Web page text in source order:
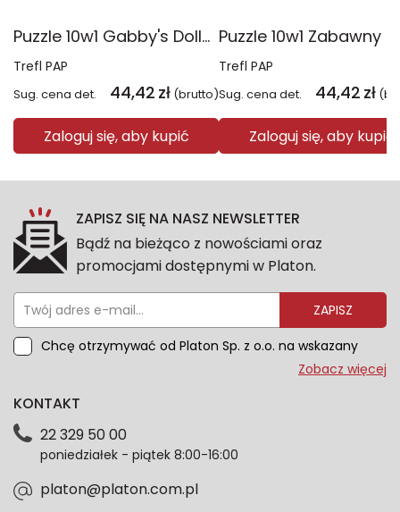
Puzzle 10w1 Gabby's Dollhouse Gabby i jej świat 96014
Trefl PAP
Sug. cena det. 44,42 zł (brutto)
Zaloguj się, aby kupić
Trefl PAP
Sug. cena det. 44,42 zł
Zaloguj się, aby kupić
ZAPISZ SIĘ NA NASZ NEWSLETTER
Bądź na bieżąco z nowościami oraz
promocjami dostępnymi w Platon.
ZAPISZ
Chcę otrzymywać od Platon Sp. z o.o. na wskazany
przeze mnie adres e-mail informacje marketingowe
dotyczące danych osobowych znajdziesz w naszej
każdym czasie. Wycofanie zgody nie wpłynie na
zgodność z prawem przetwarzania dokonanego przed
Zobacz więcej
KONTAKT
22 329 50 00
poniedziałek - piątek 8:00-16:00
platon@platon.com.pl